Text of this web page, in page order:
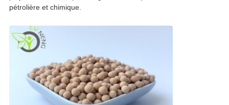
pétrolière et chimique.